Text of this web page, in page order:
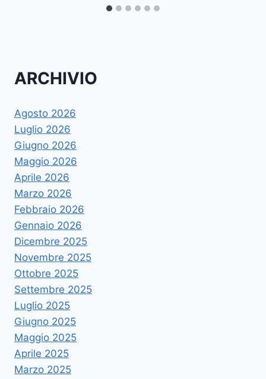
ARCHIVIO
Agosto 2026
Luglio 2026
Giugno 2026
Maggio 2026
Aprile 2026
Marzo 2026
Febbraio 2026
Gennaio 2026
Dicembre 2025
Novembre 2025
Ottobre 2025
Settembre 2025
Luglio 2025
Giugno 2025
Maggio 2025
Aprile 2025
Marzo 2025